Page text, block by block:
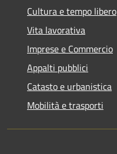
Cultura e tempo libero
Vita lavorativa
Imprese e Commercio
Appalti pubblici
Catasto e urbanistica
Mobilità e trasporti